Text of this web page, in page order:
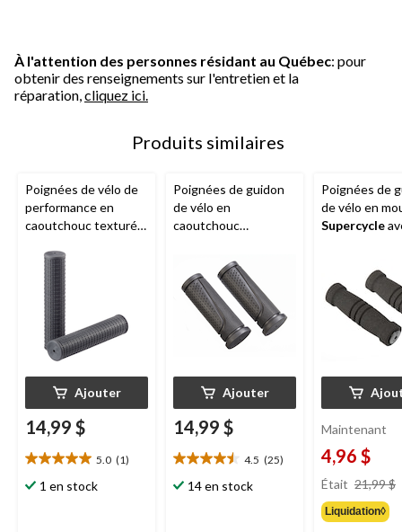
À l'attention des personnes résidant au Québec: pour
obtenir des renseignements sur l'entretien et la
réparation,cliquez ici.
Produits similaires
Poignées de vélo de
performance en
caoutchouc texturé
noir
Ajouter
14,99 $
5.0 (1)
5.0
étoile(s)
1 en stock
Poignées de guidon
de vélo en
caoutchouc
noir, 22,2 X 91 mm,
paq. 2
Ajouter
14,99 $
4.5 (25)
4.5
étoile(s)
14 en stock
Poignées de
de vélo en
Supercycle
22,2 mm
Maintenant
4,96 $
Était 21,99 $
Liquidation◊